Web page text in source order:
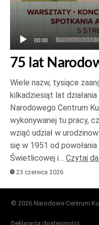
00:00
75 lat
Wiele nazw, tysiące
kilkadziesiąt lat
Narodowego Centrum
wykonywanej tu pracy,
wziąć udział w
się w 1951 od
Świetlicowej i… Czytaj
23 czerwca 2026
© 2026 Narodowe Centrum
Deklaracja dostępności